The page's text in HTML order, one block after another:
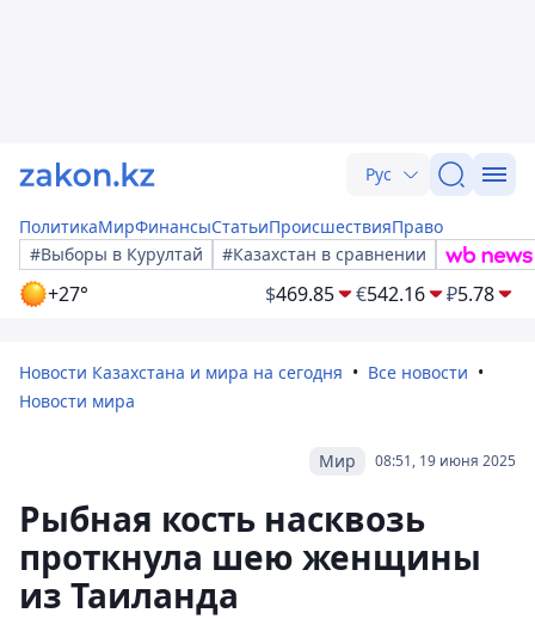
Рус
ПолитикаМирФинансыСтатьиПроисшествияПраво
#Выборы в Курултай
#Казахстан в сравнении
+27° $469.85 €542.16 ₽5.78
Новости Казахстана и мира на сегодня
Все новости
Новости мира
08:51, 19 июня 2025
Мир
Рыбная кость насквозь
проткнула шею женщины
из Таиланда